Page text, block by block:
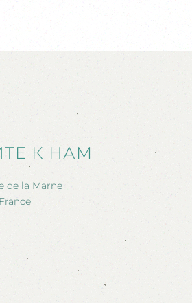
К НАМ
de la Marne